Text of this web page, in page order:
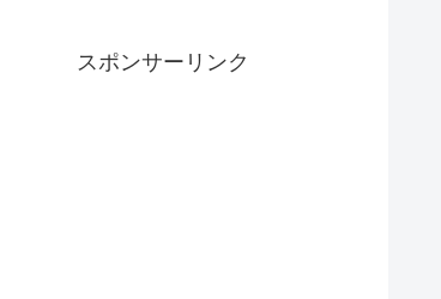
スポンサーリンク